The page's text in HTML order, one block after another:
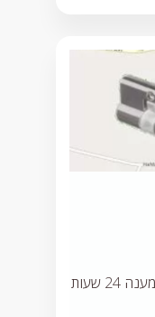
מחפש מנעולן בבן עמי? אנחנו נותנים מענה 24 שעות